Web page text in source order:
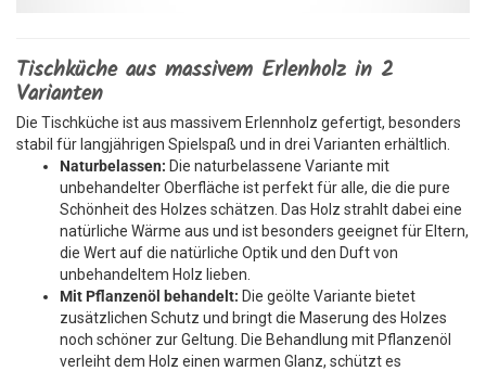
Tischküche aus massivem Erlenholz in 2
Varianten
Die Tischküche ist aus massivem Erlennholz gefertigt, besonders
stabil für langjährigen Spielspaß und in drei Varianten erhältlich.
Naturbelassen: Die naturbelassene Variante mit
unbehandelter Oberfläche ist perfekt für alle, die die pure
Schönheit des Holzes schätzen. Das Holz strahlt dabei eine
natürliche Wärme aus und ist besonders geeignet für Eltern,
die Wert auf die natürliche Optik und den Duft von
unbehandeltem Holz lieben.
Mit Pflanzenöl behandelt: Die geölte Variante bietet
zusätzlichen Schutz und bringt die Maserung des Holzes
noch schöner zur Geltung. Die Behandlung mit Pflanzenöl
verleiht dem Holz einen warmen Glanz, schützt es